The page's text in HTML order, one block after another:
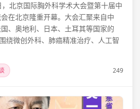
北京国际胸外科学术大会暨第十届中
在北京隆重开幕。大会汇聚来自中
、奥地利、日本、土耳其等国家的
绕微创外科、肺癌精准治疗、人工智
249